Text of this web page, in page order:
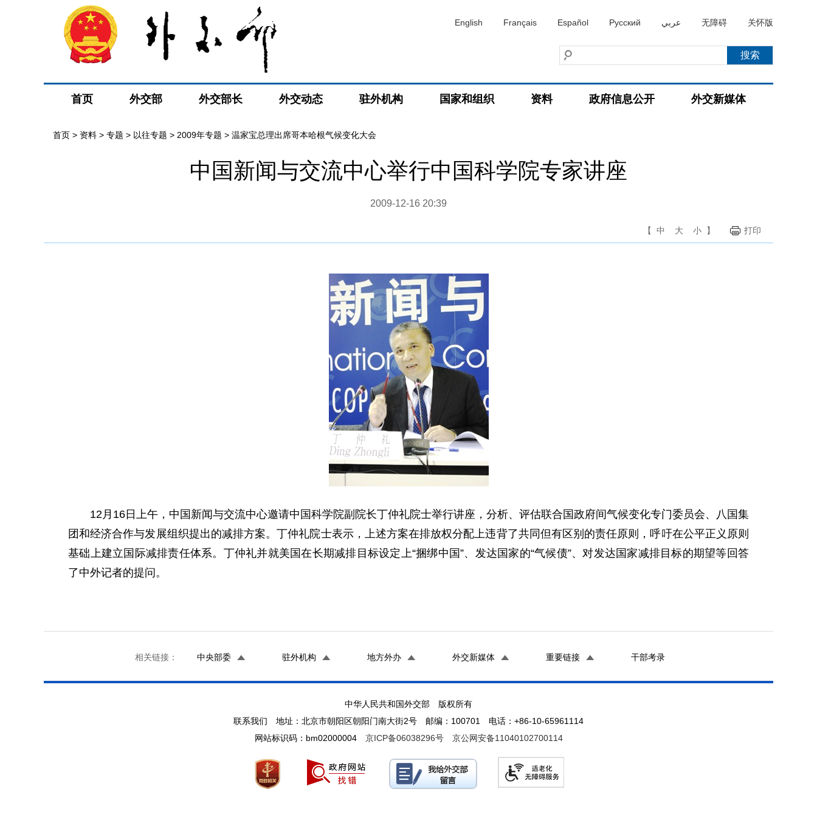
English Français Español Русский عربي 无障碍 关怀版
首页 外交部 外交部长 外交动态 驻外机构 国家和组织 资料 政府信息公开 外交新媒体
首页 > 资料 > 专题 > 以往专题 > 2009年专题 > 温家宝总理出席哥本哈根气候变化大会
中国新闻与交流中心举行中国科学院专家讲座
2009-12-16 20:39
【 中 大 小 】 打印
12月16日上午，中国新闻与交流中心邀请中国科学院副院长丁仲礼院士举行讲座，分析、评估联合国政府间气候变化专门委员会、八国集
团和经济合作与发展组织提出的减排方案。丁仲礼院士表示，上述方案在排放权分配上违背了共同但有区别的责任原则，呼吁在公平正义原则
基础上建立国际减排责任体系。丁仲礼并就美国在长期减排目标设定上“捆绑中国”、发达国家的“气候债”、对发达国家减排目标的期望等回答
了中外记者的提问。
相关链接： 中央部委 驻外机构 地方外办 外交新媒体 重要链接 干部考录
中华人民共和国外交部 版权所有
联系我们 地址：北京市朝阳区朝阳门南大街2号 邮编：100701 电话：+86-10-65961114
网站标识码：bm02000004 京ICP备06038296号 京公网安备11040102700114